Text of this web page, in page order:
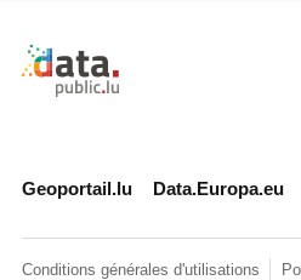
Retour à l'accueil de
Geoportail.lu Data.Europa.eu
Conditions générales d'utilisations